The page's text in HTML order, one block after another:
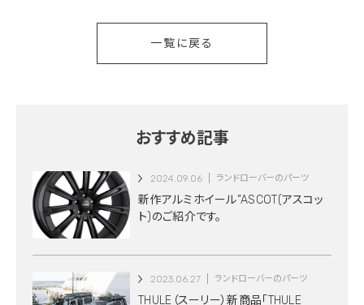
一覧に戻る
おすすめ記事
2024.09.06 ランドローバーのパーツ
新作アルミホイール”ASCOT(アスコッ
ト)のご紹介です。
2023.06.27 ランドローバーのパーツ
THULE（スーリー）新商品「THULE